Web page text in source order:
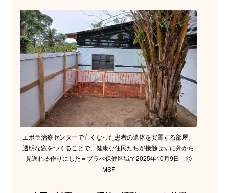
エボラ治療センターで亡くなった患者の遺体を安置する部屋。
透明な窓をつくることで、健康な住民たちが接触せずに外から
見送れる作りにした＝ブラぺ保健区域で2025年10月9日 Ⓒ
MSF